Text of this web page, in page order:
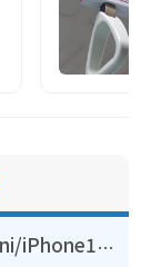
豐澤優惠勁減低至44折！Mac mini/iPhone17Pro大減價！廚房家電$220起